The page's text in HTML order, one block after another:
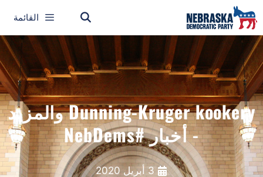
القائمة
Dunning-Kruger kookery والمزيد
- أخبار #NebDems
3 أبريل 2020